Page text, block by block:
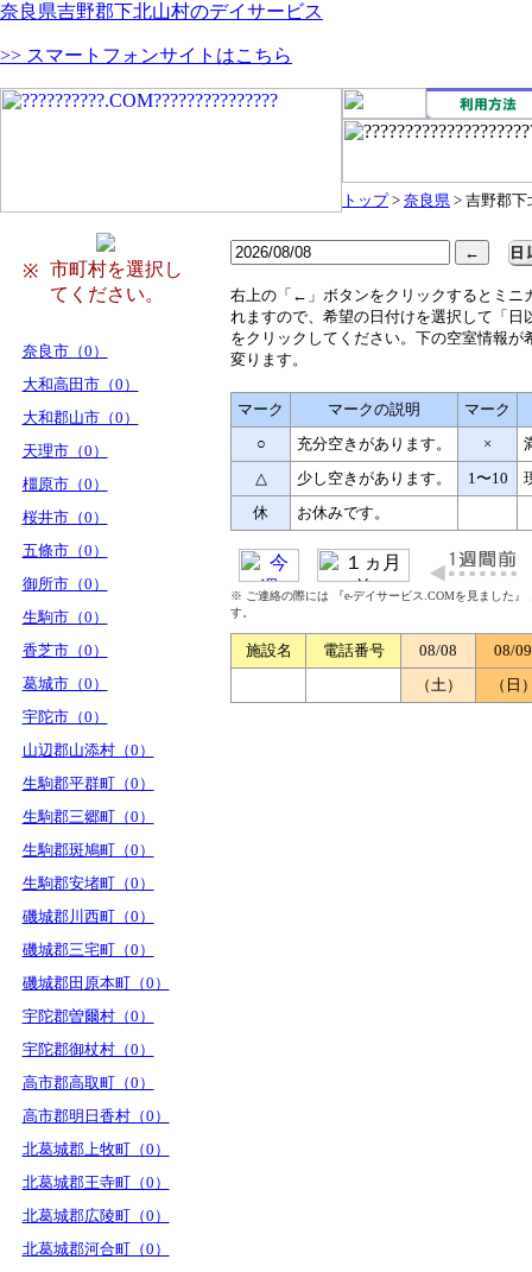
奈良県吉野郡下北山村のデイサービス
>> スマートフォンサイトはこちら
トップ> 奈良県 > 吉野郡下
※
市町村を選択し
てください。
奈良市（0）
大和高田市（0）
大和郡山市（0）
天理市（0）
橿原市（0）
桜井市（0）
五條市（0）
御所市（0）
生駒市（0）
香芝市（0）
葛城市（0）
宇陀市（0）
山辺郡山添村（0）
生駒郡平群町（0）
生駒郡三郷町（0）
生駒郡斑鳩町（0）
生駒郡安堵町（0）
磯城郡川西町（0）
磯城郡三宅町（0）
磯城郡田原本町（0）
宇陀郡曽爾村（0）
宇陀郡御杖村（0）
高市郡高取町（0）
高市郡明日香村（0）
北葛城郡上牧町（0）
北葛城郡王寺町（0）
北葛城郡広陵町（0）
北葛城郡河合町（0）
右上の「←」ボタンをクリックするとミニ
れますので、希望の日付けを選択して「日
をクリックしてください。下の空室情報が
変ります。
マーク マークの説明
マーク
○
充分空きがあります。 ×
△
少し空きがあります。 1〜10
休
お休みです。
※ ご連絡の際には 『e-デイサービス.COMを見ました
す。
施設名 電話番号 08/08
08/09
（土）
（日